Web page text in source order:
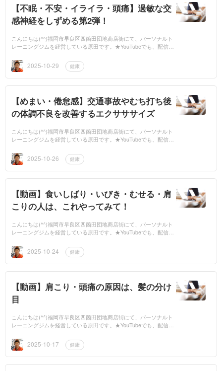
【不眠・不安・イライラ・頭痛】過敏な交
感神経をしずめる第2弾！
こんにちは(^^)福岡市早良区四箇田団地商店街にて、パーソナルト
レーニングジムを経営している原田です。★YouTubeでも、配信し
もお願いします...
2025-10-29 健康
【めまい・倦怠感】交通事故やむち打ち後
の体調不良を改善するエクサササイズ
こんにちは(^^)福岡市早良区四箇田団地商店街にて、パーソナルト
レーニングジムを経営している原田です。★YouTubeでも、配信し
もお願いします...
2025-10-26 健康
【動画】食いしばり・いびき・むせる・肩
こりの人は、これやってみて！
こんにちは(^^)福岡市早良区四箇田団地商店街にて、パーソナルト
レーニングジムを経営している原田です。★YouTubeでも、配信し
もお願いします...
2025-10-24 健康
【動画】肩こり・頭痛の原因は、髪の分け
目
こんにちは(^^)福岡市早良区四箇田団地商店街にて、パーソナルト
レーニングジムを経営している原田です。★YouTubeでも、配信し
もお願いします...
2025-10-17 健康